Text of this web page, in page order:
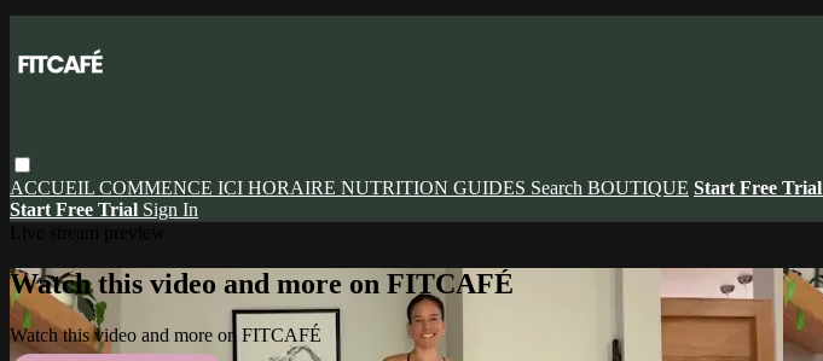
ACCUEIL COMMENCE ICI HORAIRE NUTRITION GUIDES Search BOUTIQUE Start Free Trial
Start Free Trial Sign In
Watch this video and more on FITCAFÉ
Watch this video and more on FITCAFÉ